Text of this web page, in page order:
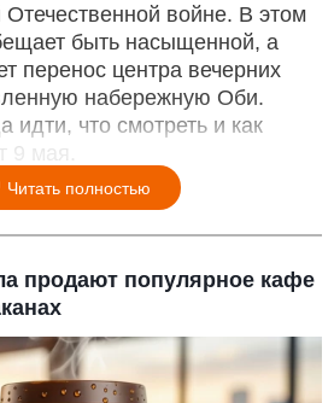
войне. В этом
быть насыщенной, а
перенос центра вечерних
набережную Оби.
идти, что смотреть и как
9 мая.
Читать полностью
продают популярное кафе